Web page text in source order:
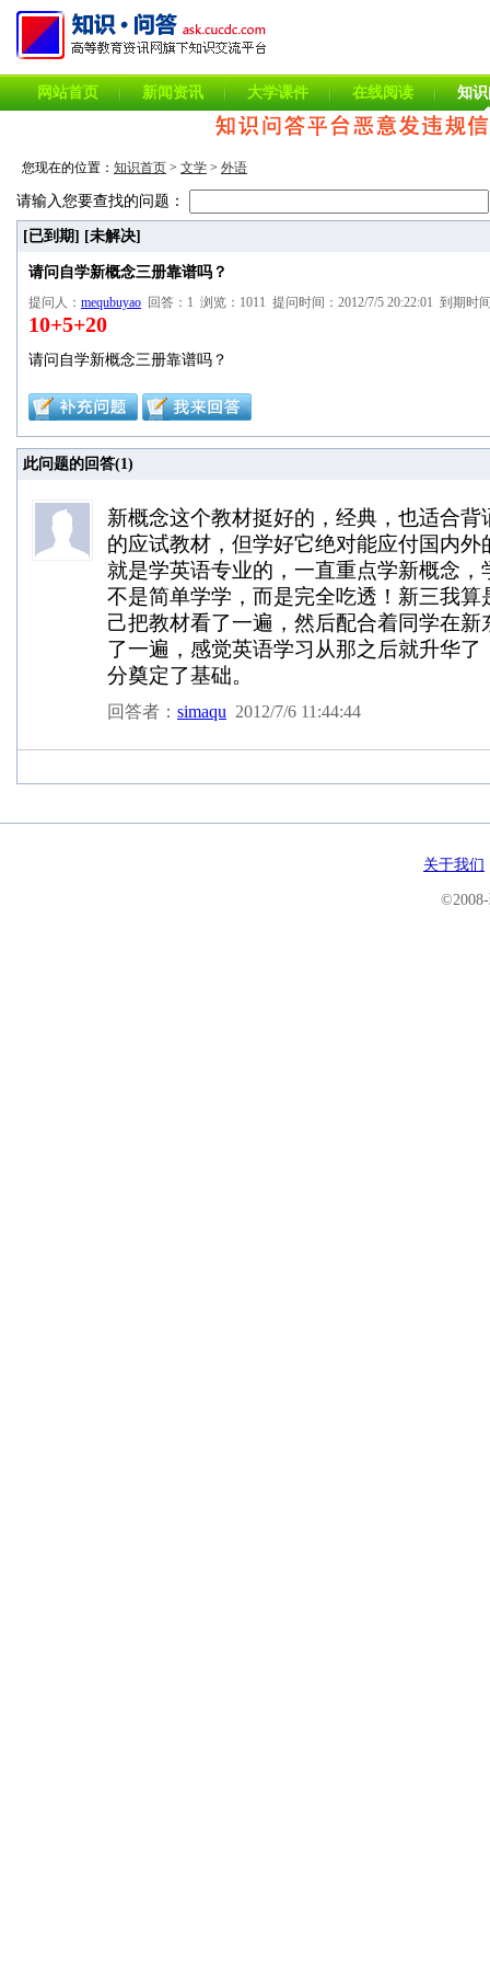
网站首页 新闻资讯 大学课件 在线阅读 知
您现在的位置： 知识首页 > 文学 > 外语
请输入您要查找的问题：
[已到期] [未解决]
请问自学新概念三册靠谱吗？
提问人： mequbuyao 回答：1 浏览：1011 提问时间：2012/7/5 20:22:01 到期时
10+5+20
请问自学新概念三册靠谱吗？
此问题的回答(1)
新概念这个教材挺好的，经典，也适合背
的应试教材，但学好它绝对能应付国内外
就是学英语专业的，一直重点学新概念，
不是简单学学，而是完全吃透！新三我算
己把教材看了一遍，然后配合着同学在新
了一遍，感觉英语学习从那之后就升华了
分奠定了基础。
回答者： simaqu 2012/7/6 11:44:44
关于我们